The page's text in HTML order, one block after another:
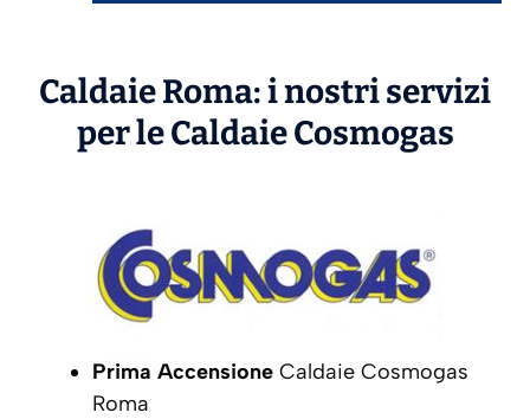
Caldaie Roma: i nostri servizi
per le CaldaieCosmogas
Prima Accensione Caldaie Cosmogas
Roma